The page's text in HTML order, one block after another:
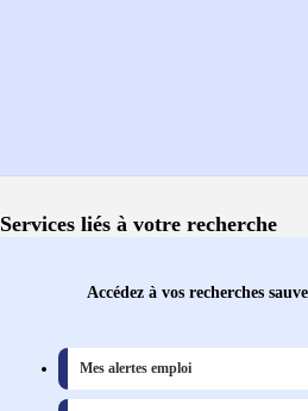
Services liés à votre recherche
Accédez à vos recherches
Mes alertes emploi